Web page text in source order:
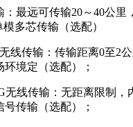
最远可传输20～40公里
多芯传输（选配）
线传输：传输距离0至2
境定（选配）；
无线传输：无距离限制，
传输（选配）；